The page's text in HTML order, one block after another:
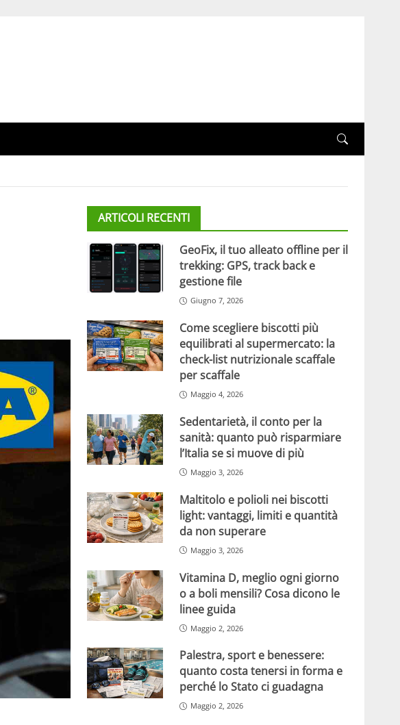
ARTICOLI RECENTI
GeoFix, il tuo alleato offline per il
trekking: GPS, track back e
gestione file
Giugno 7, 2026
Come scegliere biscotti più
equilibrati al supermercato: la
check-list nutrizionale scaffale
per scaffale
Maggio 4, 2026
Sedentarietà, il conto per la
sanità: quanto può risparmiare
l’Italia se si muove di più
Maggio 3, 2026
Maltitolo e polioli nei biscotti
light: vantaggi, limiti e quantità
da non superare
Maggio 3, 2026
Vitamina D, meglio ogni giorno
o a boli mensili? Cosa dicono le
linee guida
Maggio 2, 2026
Palestra, sport e benessere:
quanto costa tenersi in forma e
perché lo Stato ci guadagna
Maggio 2, 2026